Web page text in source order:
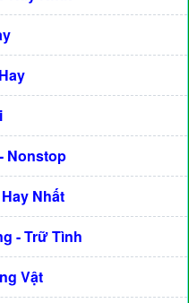
Nonstop
Nhất
- Trữ Tình
Vật